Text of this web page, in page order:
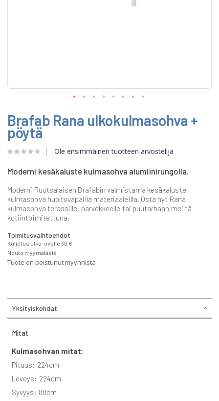
to
the
beginning
of
the
gallery
Brafab Rana ulkokulmasohva +
pöytä
Ole ensimmäinen tuotteen arvostelija
Moderni kesäkaluste kulmasohva alumiinirungolla.
Moderni Ruotsalaisen Brafabin valmistama kesäkaluste
kulmasohva huoltovapailla materiaaleilla. Osta nyt Rana
kulmasohva terassille, parvekkeelle tai puutarhaan meiltä
kotiintoimitettuna.
Toimitusvaihtoehdot
Kuljetus ulko-ovelle 30 €
Nouto myymälästä
Tuote on poistunut myynnistä
Yksityiskohdat
Mitat
Kulmasohvan mitat:
Pituus: 224cm
Leveys: 224cm
Syvyys: 88cm